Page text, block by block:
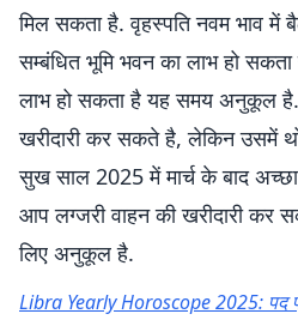
मिल सकता है. वृहस्पति नवम भाव
सम्बंधित भूमि भवन का लाभ हो
लाभ हो सकता है यह समय अनुकूल
खरीदारी कर सकते है, लेकिन उसमें
सुख साल 2025 में मार्च के बाद
आप लग्जरी वाहन की खरीदारी
लिए अनुकूल है.
Libra Yearly Horoscope 2025: पद